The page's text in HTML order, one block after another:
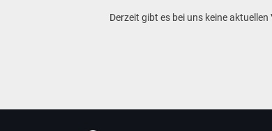
Derzeit gibt es bei uns keine